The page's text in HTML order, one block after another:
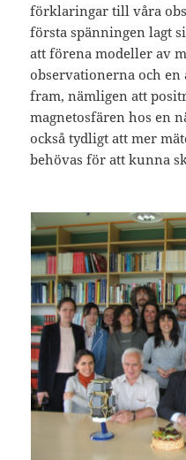
förklaringar till våra
första spänningen lagt
att förena modeller av
observationerna och
fram, nämligen att
magnetosfären hos en
också tydligt att mer
behövas för att kunna